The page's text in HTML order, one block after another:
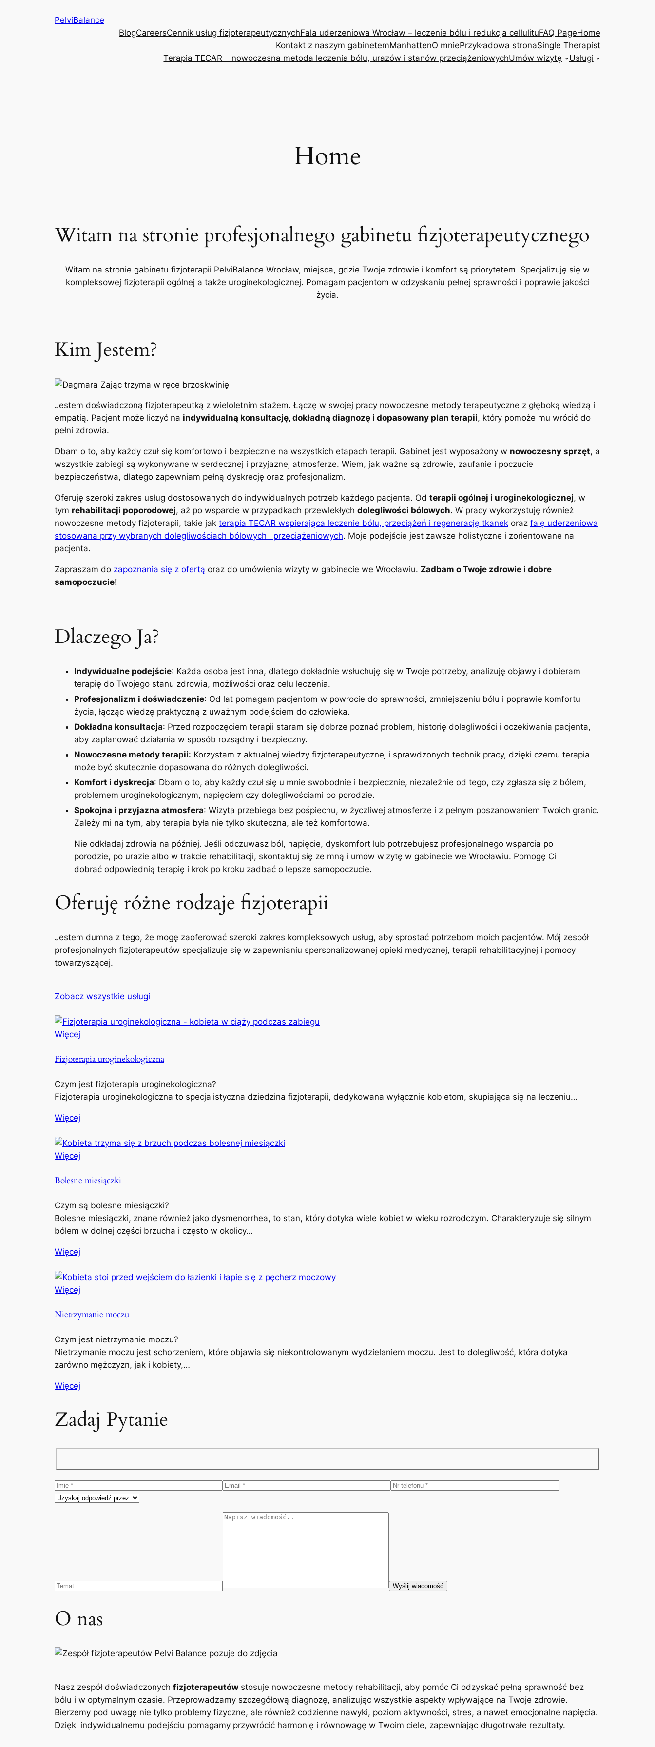
PelviBalance
BlogCareersCennik usług fizjoterapeutycznychFala uderzeniowa Wrocław – leczenie bólu i redukcja cellulituFAQ PageHome
Kontakt z naszym gabinetemManhattenO mniePrzykładowa stronaSingle Therapist
Terapia TECAR – nowoczesna metoda leczenia bólu, urazów i stanów przeciążeniowychUmów wizytę Usługi
Home
Witam na stronie profesjonalnego gabinetu fizjoterapeutycznego
Witam na stronie gabinetu fizjoterapii PelviBalance Wrocław, miejsca, gdzie Twoje zdrowie i komfort są priorytetem. Specjalizuję się w
kompleksowej fizjoterapii ogólnej a także uroginekologicznej. Pomagam pacjentom w odzyskaniu pełnej sprawności i poprawie jakości
życia.
Kim Jestem?
Jestem doświadczoną fizjoterapeutką z wieloletnim stażem. Łączę w swojej pracy nowoczesne metody terapeutyczne z głęboką wiedzą i
empatią. Pacjent może liczyć na indywidualną konsultację, dokładną diagnozę i dopasowany plan terapii, który pomoże mu wrócić do
pełni zdrowia.
Dbam o to, aby każdy czuł się komfortowo i bezpiecznie na wszystkich etapach terapii. Gabinet jest wyposażony w nowoczesny sprzęt, a
wszystkie zabiegi są wykonywane w serdecznej i przyjaznej atmosferze. Wiem, jak ważne są zdrowie, zaufanie i poczucie
bezpieczeństwa, dlatego zapewniam pełną dyskrecję oraz profesjonalizm.
Oferuję szeroki zakres usług dostosowanych do indywidualnych potrzeb każdego pacjenta. Od terapii ogólnej i uroginekologicznej, w
tym rehabilitacji poporodowej, aż po wsparcie w przypadkach przewlekłych dolegliwości bólowych. W pracy wykorzystuję również
nowoczesne metody fizjoterapii, takie jak terapia TECAR wspierająca leczenie bólu, przeciążeń i regenerację tkanek oraz falę uderzeniowa
stosowana przy wybranych dolegliwościach bólowych i przeciążeniowych. Moje podejście jest zawsze holistyczne i zorientowane na
pacjenta.
Zapraszam do zapoznania się z ofertą oraz do umówienia wizyty w gabinecie we Wrocławiu. Zadbam o Twoje zdrowie i dobre
samopoczucie!
Dlaczego Ja?
Indywidualne podejście: Każda osoba jest inna, dlatego dokładnie wsłuchuję się w Twoje potrzeby, analizuję objawy i dobieram
terapię do Twojego stanu zdrowia, możliwości oraz celu leczenia.
Profesjonalizm i doświadczenie: Od lat pomagam pacjentom w powrocie do sprawności, zmniejszeniu bólu i poprawie komfortu
życia, łącząc wiedzę praktyczną z uważnym podejściem do człowieka.
Dokładna konsultacja: Przed rozpoczęciem terapii staram się dobrze poznać problem, historię dolegliwości i oczekiwania pacjenta,
aby zaplanować działania w sposób rozsądny i bezpieczny.
Nowoczesne metody terapii: Korzystam z aktualnej wiedzy fizjoterapeutycznej i sprawdzonych technik pracy, dzięki czemu terapia
może być skutecznie dopasowana do różnych dolegliwości.
Komfort i dyskrecja: Dbam o to, aby każdy czuł się u mnie swobodnie i bezpiecznie, niezależnie od tego, czy zgłasza się z bólem,
problemem uroginekologicznym, napięciem czy dolegliwościami po porodzie.
Spokojna i przyjazna atmosfera: Wizyta przebiega bez pośpiechu, w życzliwej atmosferze i z pełnym poszanowaniem Twoich granic.
Zależy mi na tym, aby terapia była nie tylko skuteczna, ale też komfortowa.
Nie odkładaj zdrowia na później. Jeśli odczuwasz ból, napięcie, dyskomfort lub potrzebujesz profesjonalnego wsparcia po
porodzie, po urazie albo w trakcie rehabilitacji, skontaktuj się ze mną i umów wizytę w gabinecie we Wrocławiu. Pomogę Ci
dobrać odpowiednią terapię i krok po kroku zadbać o lepsze samopoczucie.
Oferuję różne rodzaje fizjoterapii
Jestem dumna z tego, że mogę zaoferować szeroki zakres kompleksowych usług, aby sprostać potrzebom moich pacjentów. Mój zespół
profesjonalnych fizjoterapeutów specjalizuje się w zapewnianiu spersonalizowanej opieki medycznej, terapii rehabilitacyjnej i pomocy
towarzyszącej.
Zobacz wszystkie usługi
Więcej
Fizjoterapia uroginekologiczna
Czym jest fizjoterapia uroginekologiczna?
Fizjoterapia uroginekologiczna to specjalistyczna dziedzina fizjoterapii, dedykowana wyłącznie kobietom, skupiająca się na leczeniu…
Więcej
Więcej
Bolesne miesiączki
Czym są bolesne miesiączki?
Bolesne miesiączki, znane również jako dysmenorrhea, to stan, który dotyka wiele kobiet w wieku rozrodczym. Charakteryzuje się silnym
bólem w dolnej części brzucha i często w okolicy…
Więcej
Więcej
Nietrzymanie moczu
Czym jest nietrzymanie moczu?
Nietrzymanie moczu jest schorzeniem, które objawia się niekontrolowanym wydzielaniem moczu. Jest to dolegliwość, która dotyka
zarówno mężczyzn, jak i kobiety,…
Więcej
Zadaj Pytanie
O nas
Nasz zespół doświadczonych fizjoterapeutów stosuje nowoczesne metody rehabilitacji, aby pomóc Ci odzyskać pełną sprawność bez
bólu i w optymalnym czasie. Przeprowadzamy szczegółową diagnozę, analizując wszystkie aspekty wpływające na Twoje zdrowie.
Bierzemy pod uwagę nie tylko problemy fizyczne, ale również codzienne nawyki, poziom aktywności, stres, a nawet emocjonalne napięcia.
Dzięki indywidualnemu podejściu pomagamy przywrócić harmonię i równowagę w Twoim ciele, zapewniając długotrwałe rezultaty.